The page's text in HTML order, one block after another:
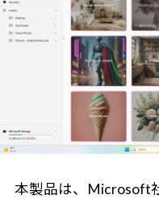
本製品は、Microsoft